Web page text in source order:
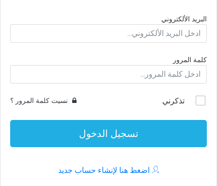
البريد الألكتروني
كلمة المرور
تذكرني نسيت كلمة المرور ؟
تسجيل الدخول
اضغط هنا لإنشاء حساب جديد